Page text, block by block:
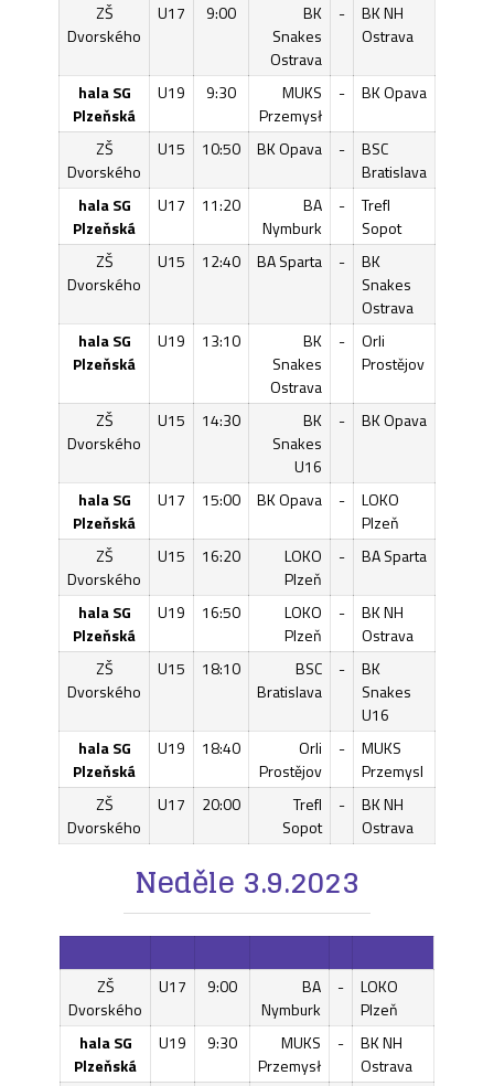
ZŠ
Dvorského
U17 9:00
BK
Snakes
Ostrava
-
BK NH
Ostrava
hala SG
Plzeňská
U19 9:30
MUKS
Przemysł
- BK Opava
ZŠ
Dvorského
U15 10:50 BK Opava -
BSC
Bratislava
hala SG
Plzeňská
U17 11:20
BA
Nymburk
-
Trefl
Sopot
ZŠ
Dvorského
U15 12:40 BA Sparta -
BK
Snakes
Ostrava
hala SG
Plzeňská
U19 13:10
BK
Snakes
Ostrava
-
Orli
Prostějov
ZŠ
Dvorského
U15 14:30
BK
Snakes
U16
- BK Opava
hala SG
Plzeňská
U17 15:00 BK Opava -
LOKO
Plzeň
ZŠ
Dvorského
U15 16:20
LOKO
Plzeň
- BA Sparta
hala SG
Plzeňská
U19 16:50
LOKO
Plzeň
-
BK NH
Ostrava
ZŠ
Dvorského
U15 18:10
BSC
Bratislava
-
BK
Snakes
U16
hala SG
Plzeňská
U19 18:40
Orli
Prostějov
-
MUKS
Przemysl
ZŠ
Dvorského
U17 20:00
Trefl
Sopot
-
BK NH
Ostrava
Neděle 3.9.2023
ZŠ
Dvorského
U17 9:00
BA
Nymburk
-
LOKO
Plzeň
hala SG
Plzeňská
U19 9:30
MUKS
Przemysł
-
BK NH
Ostrava